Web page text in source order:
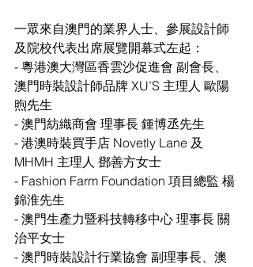
一眾來自澳門的業界人士、參展設計師
及院校代表出席展覽開幕式左起：
- 粵港澳大灣區香雲沙促進會 副會長、
澳門時裝設計師品牌 XU’S 主理人 歐陽
煦先生
- 澳門紡織商會 理事長 鍾博丞先生
- 港澳時裝買手店 Novetly Lane 及
MHMH 主理人 鄧善方女士
- Fashion Farm Foundation 項目總監 楊
錦淮先生
- 澳門生產力暨科技轉移中心 理事長 關
治平女士
- 澳門時裝設計行業協會 副理事長、澳